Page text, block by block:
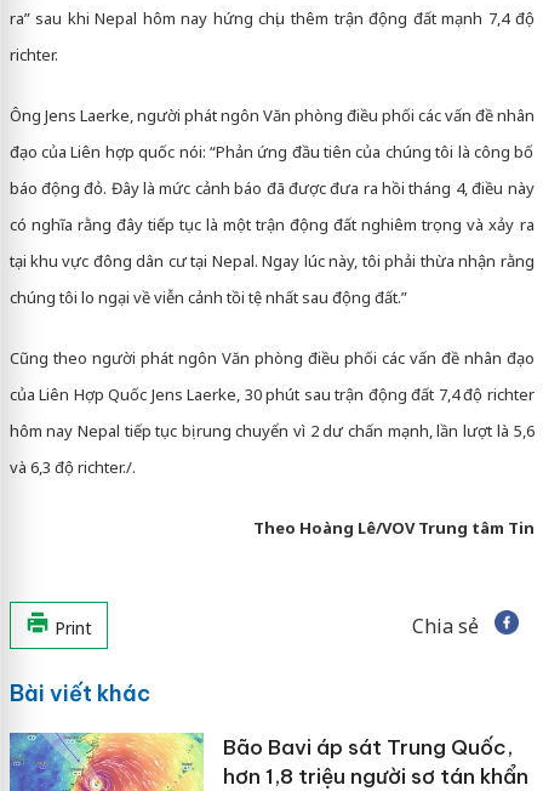
ra” sau khi Nepal hôm nay hứng chịu thêm trận động đất mạnh 7,4 độ
richter.
Ông Jens Laerke, người phát ngôn Văn phòng điều phối các vấn đề nhân
đạo của Liên hợp quốc nói: “Phản ứng đầu tiên của chúng tôi là công bố
báo động đỏ. Đây là mức cảnh báo đã được đưa ra hồi tháng 4, điều này
có nghĩa rằng đây tiếp tục là một trận động đất nghiêm trọng và xảy ra
tại khu vực đông dân cư tại Nepal. Ngay lúc này, tôi phải thừa nhận rằng
chúng tôi lo ngại về viễn cảnh tồi tệ nhất sau động đất.”
Cũng theo người phát ngôn Văn phòng điều phối các vấn đề nhân đạo
của Liên Hợp Quốc Jens Laerke, 30 phút sau trận động đất 7,4 độ richter
hôm nay Nepal tiếp tục bị rung chuyển vì 2 dư chấn mạnh, lần lượt là 5,6
và 6,3 độ richter./.
Theo Hoàng Lê/VOV Trung tâm Tin
Print Chia sẻ
Bài viết khác
Bão Bavi áp sát Trung Quốc,
hơn 1,8 triệu người sơ tán khẩn